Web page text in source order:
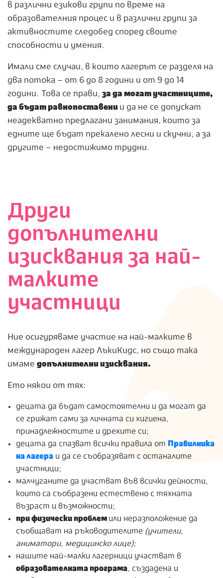
в различни езикови групи по време на
образователния процес и в различни групи за
активностите следобед според своите
способности и умения.
Имали сме случаи, в които лагерът се разделя на
два потока – от 6 до 8 години и от 9 до 14
години. Това се прави, за да могат участниците,
да бъдат равнопоставени и да не се допускат
неадекватно предлагани занимания, които за
едните ще бъдат прекалено лесни и скучни, а за
другите – недостижимо трудни.
Други
допълнителни
изисквания за най-
малките
участници
Ние осигуряваме участие на най-малките в
международен лагер ЛъкиКидс, но също така
имаме допълнителни изисквания.
Ето някои от тях:
децата да бъдат самостоятелни и да могат да
се грижат сами за личната си хигиена,
принадлежностите и дрехите си;
децата да спазват всички правила от Правилника
на лагера и да се съобразяват с останалите
участници;
малчуганите да участват във всички дейности,
които са съобразени естествено с тяхната
възраст и възможности;
при физически проблем или неразположение да
съобщават на ръководителите (учители,
аниматори, медицинско лице);
нашите най-малки лагерници участват в
образователната програма, създадена и